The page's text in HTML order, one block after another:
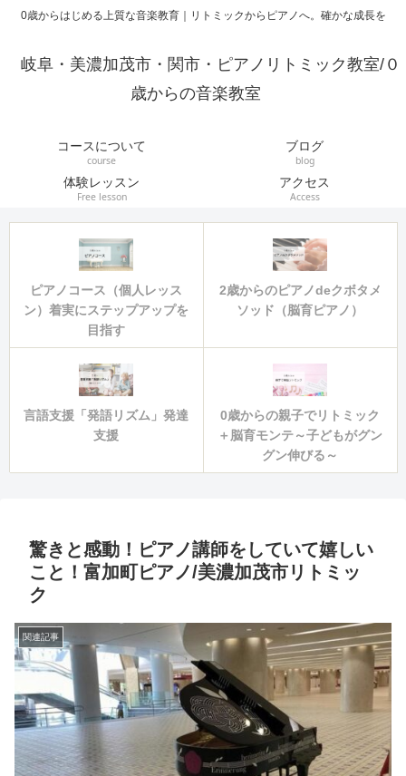
0歳からはじめる上質な音楽教育｜リトミックからピアノへ。確かな成長を
岐阜・美濃加茂市・関市・ピアノリトミック教室/０
歳からの音楽教室
コースについて
course
ブログ
blog
体験レッスン
Free lesson
アクセス
Access
ピアノコース（個人レッス
ン）着実にステップアップを
目指す
2歳からのピアノdeクボタメ
ソッド（脳育ピアノ）
言語支援「発語リズム」発達
支援
0歳からの親子でリトミック
＋脳育モンテ～子どもがグン
グン伸びる～
驚きと感動！ピアノ講師をしていて嬉しい
こと！富加町ピアノ/美濃加茂市リトミッ
ク
関連記事